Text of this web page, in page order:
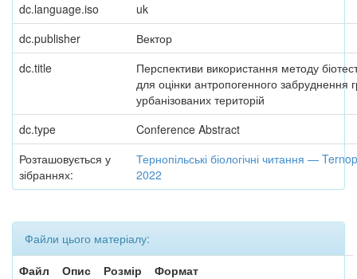
dc.language.iso
uk
dc.publisher
Вектор
dc.title
Перспективи використання методу
для оцінки антропогенного забруднення
урбанізованих територій
dc.type
Conference Abstract
Розташовується у
зібраннях:
Тернопільські біологічні читання —
2022
Файли цього матеріалу:
Файл
Опис Розмір
Формат